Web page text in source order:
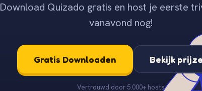
Download Quizado gratis en host je eerste
vanavond nog!
Gratis Downloaden Bekijk
Vertrouwd door 5.000+ hosts